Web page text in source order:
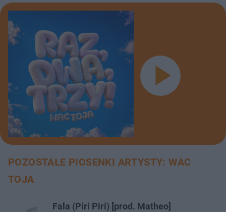
POZOSTAŁE PIOSENKI ARTYSTY: WAC
TOJA
Fala (Piri Piri) [prod. Matheo]